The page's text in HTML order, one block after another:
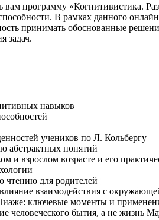
программу «Когнитивистика.
В рамках данного
принимать обоснованные
задач.
навыков
учеников по Л. Кольбергу
абстрактных понятий
и взрослом возрасте и его
чтению для родителей
взаимодействия с
ключевые моменты и
человеческого бытия, а не жизнь